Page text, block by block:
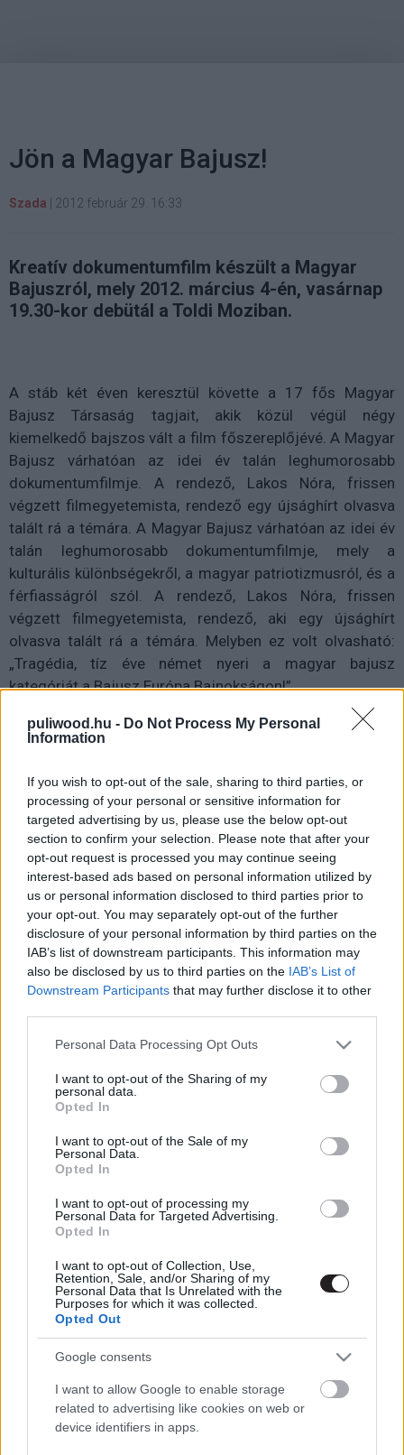
puliwood.hu - Do Not Process My Personal
Information
If you wish to opt-out of the sale, sharing to third parties, or
processing of your personal or sensitive information for
targeted advertising by us, please use the below opt-out
section to confirm your selection. Please note that after your
opt-out request is processed you may continue seeing
interest-based ads based on personal information utilized by
us or personal information disclosed to third parties prior to
your opt-out. You may separately opt-out of the further
disclosure of your personal information by third parties on the
IAB’s list of downstream participants. This information may
also be disclosed by us to third parties on the IAB’s List of
Downstream Participants that may further disclose it to other
Please note that this website/app uses one or more Google
not limited to your visit or usage behaviour. You may click to
grant or deny consent to Google and its third-party tags to
use your data for below specified purposes in below Google
consent section.
Personal Data Processing Opt Outs
I want to opt-out of the Sharing of my
personal data.
Opted In
I want to opt-out of the Sale of my
Personal Data.
Opted In
I want to opt-out of processing my
Personal Data for Targeted Advertising.
Opted In
I want to opt-out of Collection, Use,
Retention, Sale, and/or Sharing of my
Personal Data that Is Unrelated with the
Purposes for which it was collected.
Opted Out
Google consents
I want to allow Google to enable storage
related to advertising like cookies on web or
device identifiers in apps.
Jön a Magyar Bajusz!
Szada 2012 február 29. 16:33
Kreatív dokumentumfilm készült a Magyar
Bajuszról, mely 2012. március 4-én, vasárnap
19.30-kor debütál a Toldi Moziban.
A stáb két éven keresztül követte a 17 fős Magyar
Bajusz Társaság tagjait, akik közül végül négy
kiemelkedő bajszos vált a film főszereplőjévé. A Magyar
Bajusz várhatóan az idei év talán leghumorosabb
dokumentumfilmje. A rendező, Lakos Nóra, frissen
végzett filmegyetemista, rendező egy újsághírt olvasva
talált rá a témára. A Magyar Bajusz várhatóan az idei év
talán leghumorosabb dokumentumfilmje, mely a
kulturális különbségekről, a magyar patriotizmusról, és a
férfiasságról szól. A rendező, Lakos Nóra, frissen
végzett filmegyetemista, rendező, aki egy újsághírt
olvasva talált rá a témára. Melyben ez volt olvasható:
„Tragédia, tíz éve német nyeri a magyar bajusz
kategóriát a Bajusz Európa Bajnokságon!”
Oldalak: 1
Hozzászólások
LEGFRISSEBB PODCASTÜNK
Megint rengeteg horrorfilmet néztünk - PuliCast